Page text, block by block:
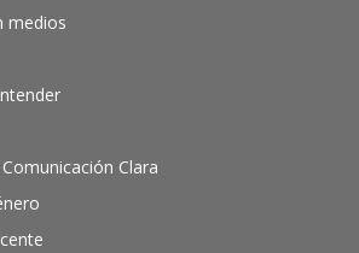
medios
Clara